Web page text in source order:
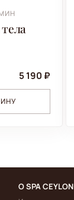
5 190 ₽
О SPA CEYLON